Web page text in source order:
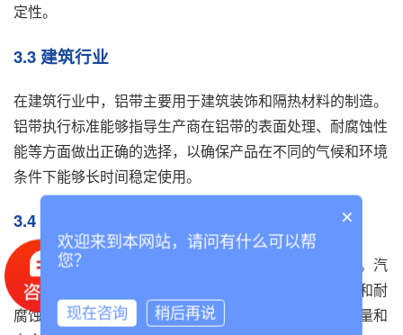
定性。
3.3 建筑行业
在建筑行业中，铝带主要用于建筑装饰和隔热材料的制造。
铝带执行标准能够指导生产商在铝带的表面处理、耐腐蚀性
能等方面做出正确的选择，以确保产品在不同的气候和环境
条件下能够长时间稳定使用。
3.4 汽车行业
在汽车行业中，铝带主要用于汽车车身和零部件的制造。汽
车对铝带的要求非常严格，需要具有一定的强度、韧性和耐
腐蚀性能。铝带执行标准可以帮助生产商提高产品的质量和
×
欢迎来到本网站，请问有什么可以帮
您？
现在咨询 稍后再说